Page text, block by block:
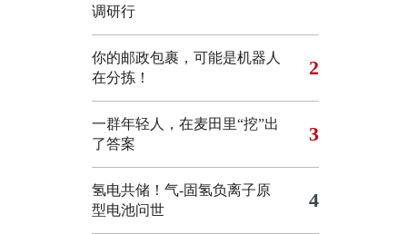
调研行
你的邮政包裹，可能是机器人
在分拣！
2
一群年轻人，在麦田里“挖”出
了答案
3
氢电共储！气-固氢负离子原
型电池问世
4